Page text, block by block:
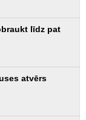
līdz pat
atvērs